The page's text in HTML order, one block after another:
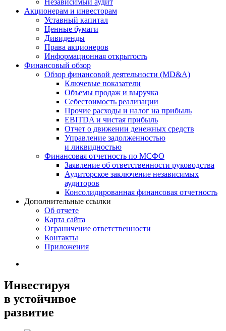
Независимый аудит
Акционерам и инвесторам
Уставный капитал
Ценные бумаги
Дивиденды
Права акционеров
Информационная открытость
Финансовый обзор
Обзор финансовой деятельности (MD&A)
Ключевые показатели
Объемы продаж и выручка
Себестоимость реализации
Прочие расходы и налог на прибыль
EBITDA и чистая прибыль
Отчет о движении денежных средств
Управление задолженностью
и ликвидностью
Финансовая отчетность по МСФО
Заявление об ответственности руководства
Аудиторское заключение независимых
аудиторов
Консолидированная финансовая отчетность
Дополнительные ссылки
Об отчете
Карта сайта
Ограничение ответственности
Контакты
Приложения
Инвестируя
в устойчивое
развитие